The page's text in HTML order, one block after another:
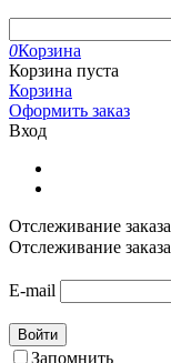
0Корзина
Корзина пуста
Корзина
Оформить заказ
Вход
Отслеживание заказа
Отслеживание заказа
E-mail
Войти
Запомнить